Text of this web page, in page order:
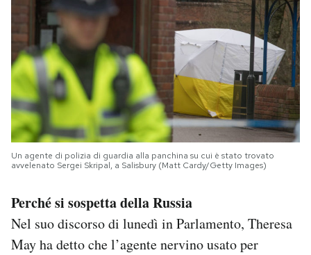
Un agente di polizia di guardia alla panchina su cui è stato trovato
avvelenato Sergei Skripal, a Salisbury (Matt Cardy/Getty Images)
Perché si sospetta della Russia
Nel suo discorso di lunedì in Parlamento, Theresa
May ha detto che l’agente nervino usato per